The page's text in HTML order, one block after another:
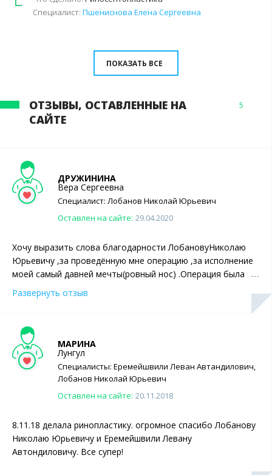
Специалист: Пшениснова Елена Сергеевна
ПОКАЗАТЬ ВСЕ
ОТЗЫВЫ, ОСТАВЛЕННЫЕ НА
САЙТЕ
5
ДРУЖИНИНА
Вера Сергеевна
Специалист: Лобанов Николай Юрьевич
Оставлен на сайте: 29.04.2020
Хочу выразить слова благодарности ЛобановуНиколаю
Юрьевичу ,за проведённую мне операцию ,за исполнение
моей самый давней мечты(ровный нос) .Операция была
проведена на высшем уровне.Результату я очень рада
.Так же слова благодарности хочу сказать и персоналу
.Огромное спасибо клинике Константа ,за исполнение
мечты.Советую и буду советовать клинику Константа.
Всем огромное спасибо.
Развернуть отзыв
МАРИНА
Лунгул
Специалисты: Еремейшвили Леван Автандилович,
Лобанов Николай Юрьевич
Оставлен на сайте: 20.11.2018
8.11.18 делала ринопластику. огромное спасибо Лобанову
Николаю Юрьевичу и Еремейшвили Левану
Автондиловичу. Все супер!